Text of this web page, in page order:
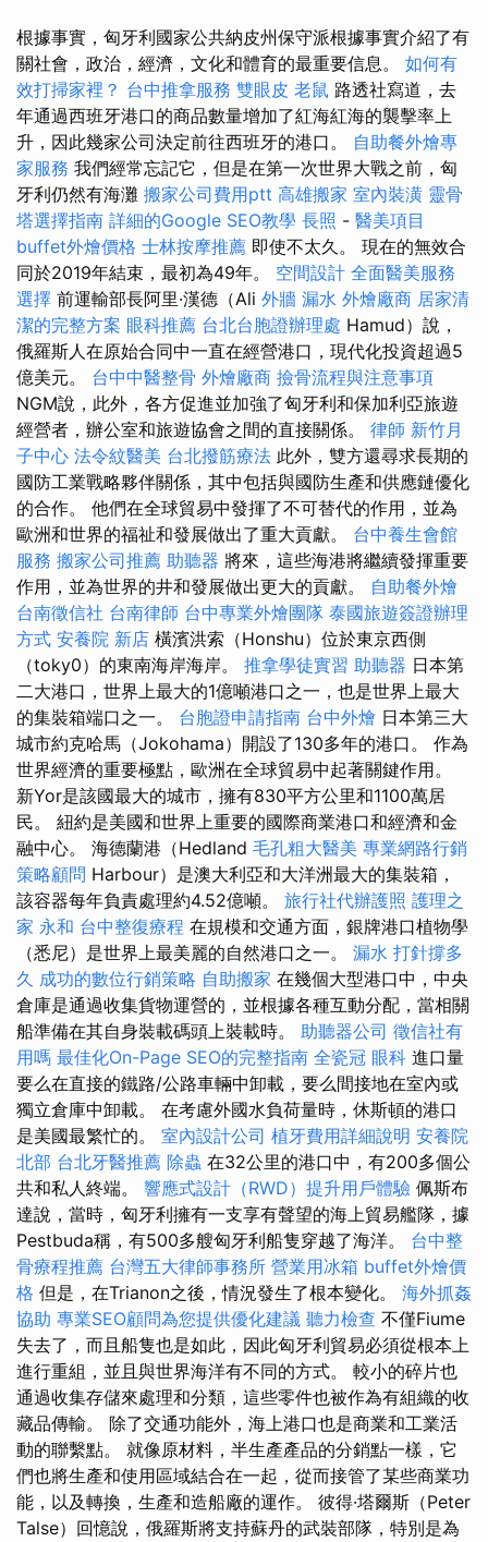
根據事實，匈牙利國家公共納皮州保守派根據事實介紹了有
關社會，政治，經濟，文化和體育的最重要信息。 如何有
效打掃家裡？ 台中推拿服務 雙眼皮 老鼠 路透社寫道，去
年通過西班牙港口的商品數量增加了紅海紅海的襲擊率上
升，因此幾家公司決定前往西班牙的港口。 自助餐外燴專
家服務 我們經常忘記它，但是在第一次世界大戰之前，匈
牙利仍然有海灘 搬家公司費用ptt 高雄搬家 室內裝潢 靈骨
塔選擇指南 詳細的Google SEO教學 長照 - 醫美項目
buffet外燴價格 士林按摩推薦 即使不太久。 現在的無效合
同於2019年結束，最初為49年。 空間設計 全面醫美服務
選擇 前運輸部長阿里·漢德（Ali 外牆 漏水 外燴廠商 居家清
潔的完整方案 眼科推薦 台北台胞證辦理處 Hamud）說，
俄羅斯人在原始合同中一直在經營港口，現代化投資超過5
億美元。 台中中醫整骨 外燴廠商 撿骨流程與注意事項
NGM說，此外，各方促進並加強了匈牙利和保加利亞旅遊
經營者，辦公室和旅遊協會之間的直接關係。 律師 新竹月
子中心 法令紋醫美 台北撥筋療法 此外，雙方還尋求長期的
國防工業戰略夥伴關係，其中包括與國防生產和供應鏈優化
的合作。 他們在全球貿易中發揮了不可替代的作用，並為
歐洲和世界的福祉和發展做出了重大貢獻。 台中養生會館
服務 搬家公司推薦 助聽器 將來，這些海港將繼續發揮重要
作用，並為世界的井和發展做出更大的貢獻。 自助餐外燴
台南徵信社 台南律師 台中專業外燴團隊 泰國旅遊簽證辦理
方式 安養院 新店 橫濱洪索（Honshu）位於東京西側
（toky0）的東南海岸海岸。 推拿學徒實習 助聽器 日本第
二大港口，世界上最大的1億噸港口之一，也是世界上最大
的集裝箱端口之一。 台胞證申請指南 台中外燴 日本第三大
城市約克哈馬（Jokohama）開設了130多年的港口。 作為
世界經濟的重要極點，歐洲在全球貿易中起著關鍵作用。
新Yor是該國最大的城市，擁有830平方公里和1100萬居
民。 紐約是美國和世界上重要的國際商業港口和經濟和金
融中心。 海德蘭港（Hedland 毛孔粗大醫美 專業網路行銷
策略顧問 Harbour）是澳大利亞和大洋洲最大的集裝箱，
該容器每年負責處理約4.52億噸。 旅行社代辦護照 護理之
家 永和 台中整復療程 在規模和交通方面，銀牌港口植物學
（悉尼）是世界上最美麗的自然港口之一。 漏水 打針撐多
久 成功的數位行銷策略 自助搬家 在幾個大型港口中，中央
倉庫是通過收集貨物運營的，並根據各種互動分配，當相關
船準備在其自身裝載碼頭上裝載時。 助聽器公司 徵信社有
用嗎 最佳化On-Page SEO的完整指南 全瓷冠 眼科 進口量
要么在直接的鐵路/公路車輛中卸載，要么間接地在室內或
獨立倉庫中卸載。 在考慮外國水負荷量時，休斯頓的港口
是美國最繁忙的。 室內設計公司 植牙費用詳細說明 安養院
北部 台北牙醫推薦 除蟲 在32公里的港口中，有200多個公
共和私人終端。 響應式設計（RWD）提升用戶體驗 佩斯布
達說，當時，匈牙利擁有一支享有聲望的海上貿易艦隊，據
Pestbuda稱，有500多艘匈牙利船隻穿越了海洋。 台中整
骨療程推薦 台灣五大律師事務所 營業用冰箱 buffet外燴價
格 但是，在Trianon之後，情況發生了根本變化。 海外抓姦
協助 專業SEO顧問為您提供優化建議 聽力檢查 不僅Fiume
失去了，而且船隻也是如此，因此匈牙利貿易必須從根本上
進行重組，並且與世界海洋有不同的方式。 較小的碎片也
通過收集存儲來處理和分類，這些零件也被作為有組織的收
藏品傳輸。 除了交通功能外，海上港口也是商業和工業活
動的聯繫點。 就像原材料，半生產產品的分銷點一樣，它
們也將生產和使用區域結合在一起，從而接管了某些商業功
能，以及轉換，生產和造船廠的運作。 彼得·塔爾斯（Peter
Talse）回憶說，俄羅斯將支持蘇丹的武裝部隊，特別是為